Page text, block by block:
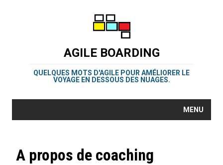
AGILE BOARDING
QUELQUES MOTS D'AGILE POUR AMÉLIORER LE
VOYAGE EN DESSOUS DES NUAGES.
MENU
A propos de coaching